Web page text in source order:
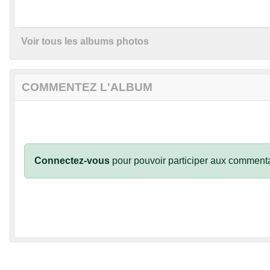
Voir tous les albums photos
COMMENTEZ L'ALBUM
Connectez-vous pour pouvoir participer aux